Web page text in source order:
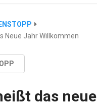
Neue Jahr Willkommen
das neue